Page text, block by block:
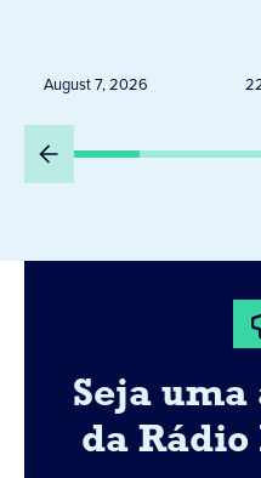
August 7, 2026
Seja
da Rádio